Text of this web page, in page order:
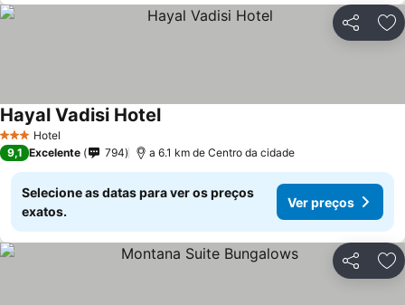
Partilhar
3 EstrelasHotel
Hayal Vadisi Hotel
9,1 Excelente 794 a 6.1 km de Centro da cidade
Selecione as datas para ver os preços
exatos.
Ver preços
Partilhar